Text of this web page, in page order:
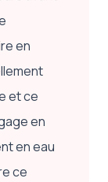
en
et ce
en
en eau
ce